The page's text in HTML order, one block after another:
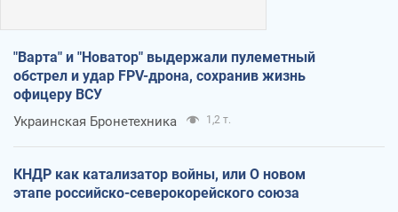
"Варта" и "Новатор" выдержали пулеметный
обстрел и удар FPV-дрона, сохранив жизнь
офицеру ВСУ
Украинская Бронетехника 1,2 т.
КНДР как катализатор войны, или О новом
этапе российско-северокорейского союза